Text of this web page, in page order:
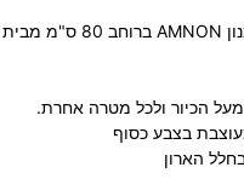
הכיור ולכל מטרה אחרת.
בצבע כסוף